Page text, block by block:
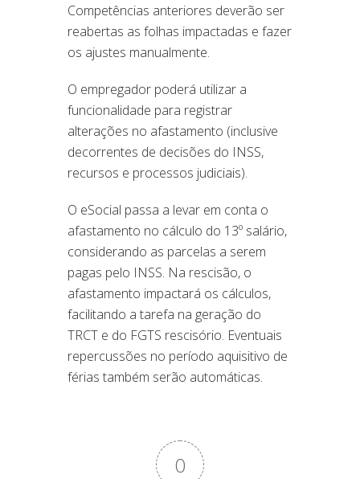
Competências anteriores deverão ser
reabertas as folhas impactadas e fazer
os ajustes manualmente.
O empregador poderá utilizar a
funcionalidade para registrar
alterações no afastamento (inclusive
decorrentes de decisões do INSS,
recursos e processos judiciais).
O eSocial passa a levar em conta o
afastamento no cálculo do 13º salário,
considerando as parcelas a serem
pagas pelo INSS. Na rescisão, o
afastamento impactará os cálculos,
facilitando a tarefa na geração do
TRCT e do FGTS rescisório. Eventuais
repercussões no período aquisitivo de
férias também serão automáticas.
0